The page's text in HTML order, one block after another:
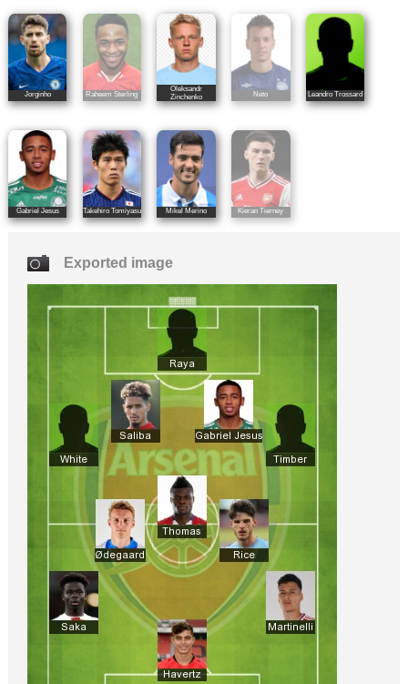
Jorginho Raheem Sterling
Oleksandr
Zinchenko
Neto Leandro Trossard
Gabriel Jesus Takehiro Tomiyasu Mikel Merino Kieran Tierney
Exported image